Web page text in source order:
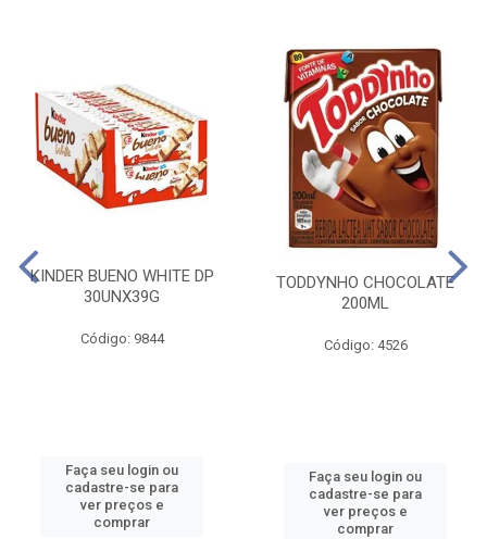
KINDER BUENO WHITE DP
30UNX39G
Código: 9844
Faça seu login ou
cadastre-se para
ver preços e
comprar
TODDYNHO CHOCOLATE
200ML
Código: 4526
Faça seu login ou
cadastre-se para
ver preços e
comprar